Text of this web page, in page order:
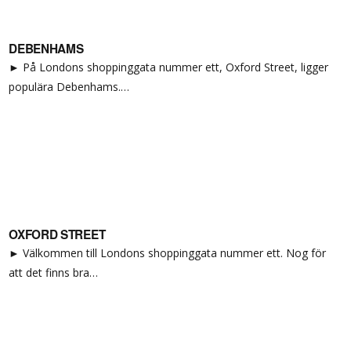
DEBENHAMS
► På Londons shoppinggata nummer ett, Oxford Street, ligger
populära Debenhams.…
OXFORD STREET
► Välkommen till Londons shoppinggata nummer ett. Nog för
att det finns bra…